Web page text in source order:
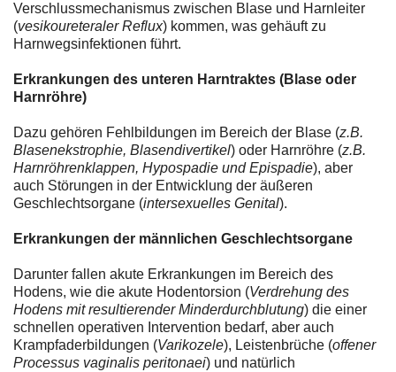
Verschlussmechanismus zwischen Blase und Harnleiter
(vesikoureteraler Reflux) kommen, was gehäuft zu
Harnwegsinfektionen führt.
Erkrankungen des unteren Harntraktes (Blase oder
Harnröhre)
Dazu gehören Fehlbildungen im Bereich der Blase (z.B.
Blasenekstrophie, Blasendivertikel) oder Harnröhre (z.B.
Harnröhrenklappen, Hypospadie und Epispadie), aber
auch Störungen in der Entwicklung der äußeren
Geschlechtsorgane (intersexuelles Genital).
Erkrankungen der männlichen Geschlechtsorgane
Darunter fallen akute Erkrankungen im Bereich des
Hodens, wie die akute Hodentorsion (Verdrehung des
Hodens mit resultierender Minderdurchblutung) die einer
schnellen operativen Intervention bedarf, aber auch
Krampfaderbildungen (Varikozele), Leistenbrüche (offener
Processus vaginalis peritonaei) und natürlich